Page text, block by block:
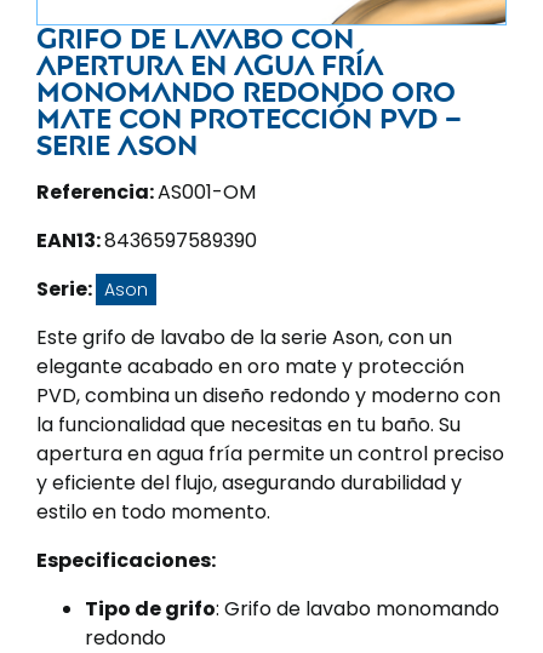
Grifo de lavabo con
apertura en agua fría
monomando redondo oro
mate con protección PVD –
Serie Ason
Referencia:AS001-OM
EAN13:8436597589390
Serie: Ason
Este grifo de lavabo de la serie Ason, con un
elegante acabado en oro mate y protección
PVD, combina un diseño redondo y moderno con
la funcionalidad que necesitas en tu baño. Su
apertura en agua fría permite un control preciso
y eficiente del flujo, asegurando durabilidad y
estilo en todo momento.
Especificaciones:
Tipo de grifo: Grifo de lavabo monomando
redondo